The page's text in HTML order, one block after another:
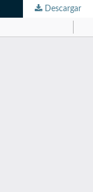
Descargar